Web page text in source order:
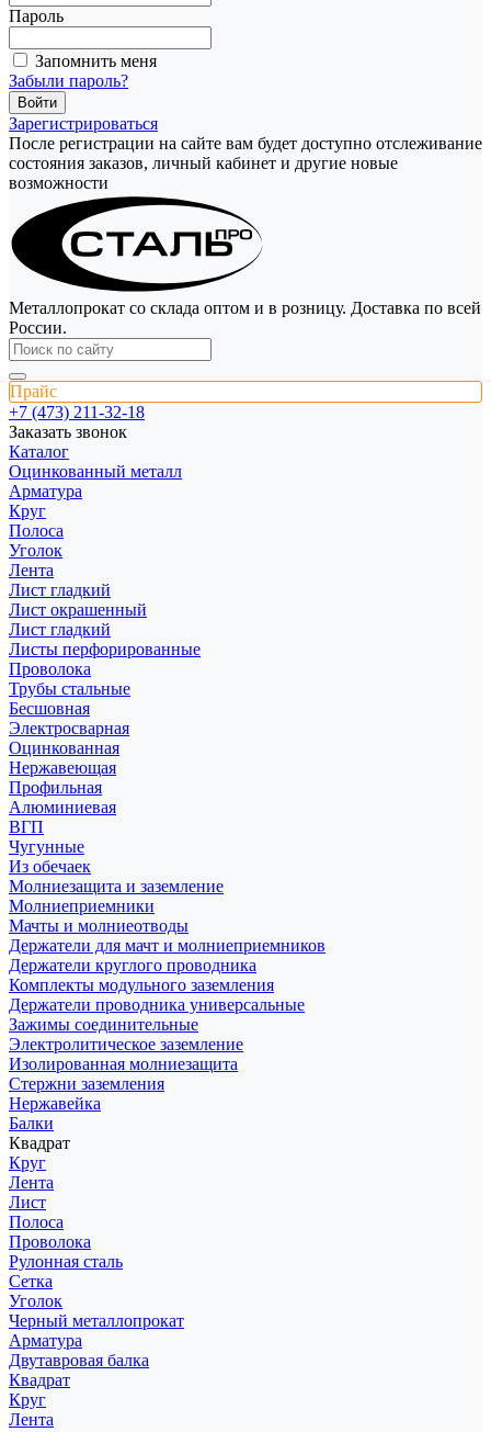
Пароль
Запомнить меня
Забыли пароль?
Зарегистрироваться
После регистрации на сайте вам будет доступно отслеживание
состояния заказов, личный кабинет и другие новые
возможности
Металлопрокат со склада оптом и в розницу. Доставка по всей
России.
Прайс
+7 (473) 211-32-18
Заказать звонок
Каталог
Оцинкованный металл
Арматура
Круг
Полоса
Уголок
Лента
Лист гладкий
Лист окрашенный
Лист гладкий
Листы перфорированные
Проволока
Трубы стальные
Бесшовная
Электросварная
Оцинкованная
Нержавеющая
Профильная
Алюминиевая
ВГП
Чугунные
Из обечаек
Молниезащита и заземление
Молниеприемники
Мачты и молниеотводы
Держатели для мачт и молниеприемников
Держатели круглого проводника
Комплекты модульного заземления
Держатели проводника универсальные
Зажимы соединительные
Электролитическое заземление
Изолированная молниезащита
Стержни заземления
Нержавейка
Балки
Квадрат
Круг
Лента
Лист
Полоса
Проволока
Рулонная сталь
Сетка
Уголок
Черный металлопрокат
Арматура
Двутавровая балка
Квадрат
Круг
Лента